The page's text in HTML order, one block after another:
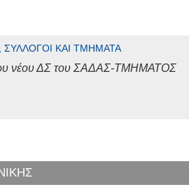
ΣΎΛΛΟΓΟΙ ΚΑΙ ΤΜΉΜΑΤΑ
νέου ΔΣ του ΣΑΔΑΣ-ΤΜΗΜΑΤΟΣ